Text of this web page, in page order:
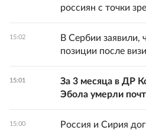
россиян с точки
15:02
В Сербии заявили,
позиции после
15:01
За 3 месяца в ДР
Эбола умерли
15:00
Россия и Сирия